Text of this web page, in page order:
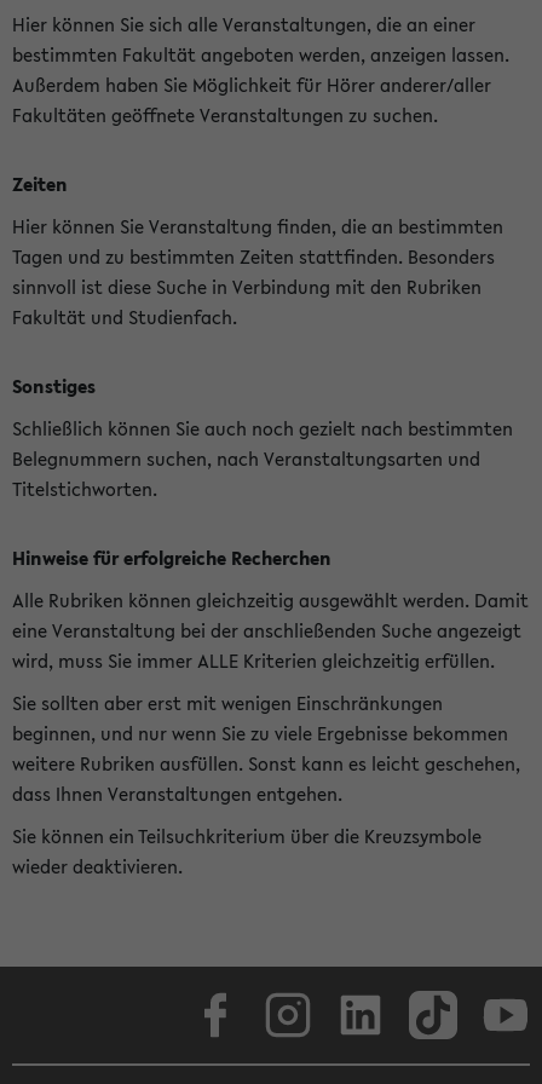
Hier können Sie sich alle Veranstaltungen, die an einer
bestimmten Fakultät angeboten werden, anzeigen lassen.
Außerdem haben Sie Möglichkeit für Hörer anderer/aller
Fakultäten geöffnete Veranstaltungen zu suchen.
Zeiten
Hier können Sie Veranstaltung finden, die an bestimmten
Tagen und zu bestimmten Zeiten stattfinden. Besonders
sinnvoll ist diese Suche in Verbindung mit den Rubriken
Fakultät und Studienfach.
Sonstiges
Schließlich können Sie auch noch gezielt nach bestimmten
Belegnummern suchen, nach Veranstaltungsarten und
Titelstichworten.
Hinweise für erfolgreiche Recherchen
Alle Rubriken können gleichzeitig ausgewählt werden. Damit
eine Veranstaltung bei der anschließenden Suche angezeigt
wird, muss Sie immer ALLE Kriterien gleichzeitig erfüllen.
Sie sollten aber erst mit wenigen Einschränkungen
beginnen, und nur wenn Sie zu viele Ergebnisse bekommen
weitere Rubriken ausfüllen. Sonst kann es leicht geschehen,
dass Ihnen Veranstaltungen entgehen.
Sie können ein Teilsuchkriterium über die Kreuzsymbole
wieder deaktivieren.